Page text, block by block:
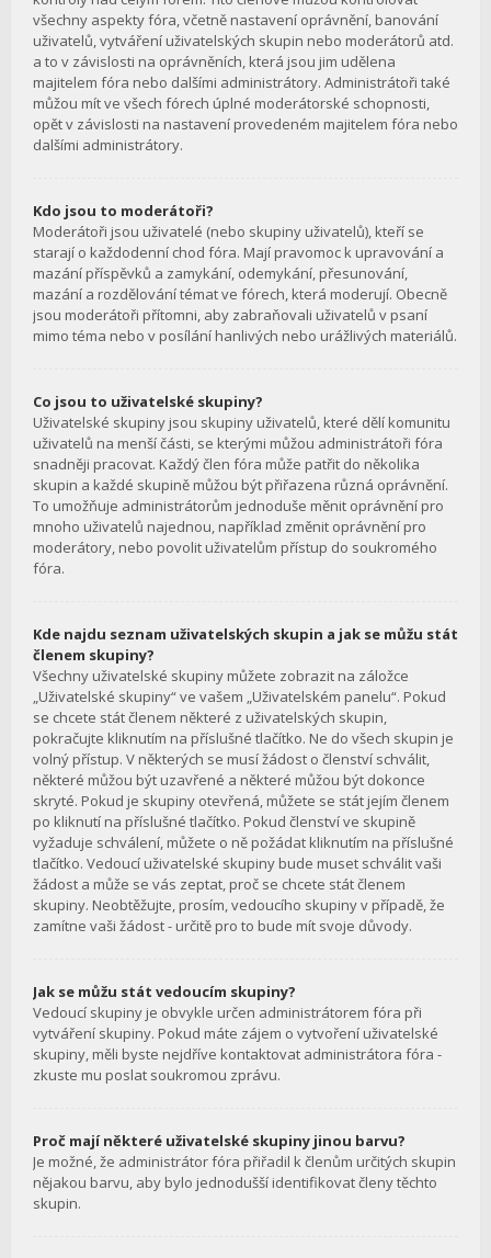
všechny aspekty fóra, včetně nastavení oprávnění, banování
uživatelů, vytváření uživatelských skupin nebo moderátorů atd.
a to v závislosti na oprávněních, která jsou jim udělena
majitelem fóra nebo dalšími administrátory. Administrátoři také
můžou mít ve všech fórech úplné moderátorské schopnosti,
opět v závislosti na nastavení provedeném majitelem fóra nebo
dalšími administrátory.
Kdo jsou to moderátoři?
Moderátoři jsou uživatelé (nebo skupiny uživatelů), kteří se
starají o každodenní chod fóra. Mají pravomoc k upravování a
mazání příspěvků a zamykání, odemykání, přesunování,
mazání a rozdělování témat ve fórech, která moderují. Obecně
jsou moderátoři přítomni, aby zabraňovali uživatelů v psaní
mimo téma nebo v posílání hanlivých nebo urážlivých materiálů.
Co jsou to uživatelské skupiny?
Uživatelské skupiny jsou skupiny uživatelů, které dělí komunitu
uživatelů na menší části, se kterými můžou administrátoři fóra
snadněji pracovat. Každý člen fóra může patřit do několika
skupin a každé skupině můžou být přiřazena různá oprávnění.
To umožňuje administrátorům jednoduše měnit oprávnění pro
mnoho uživatelů najednou, například změnit oprávnění pro
moderátory, nebo povolit uživatelům přístup do soukromého
fóra.
Kde najdu seznam uživatelských skupin a jak se můžu stát
členem skupiny?
Všechny uživatelské skupiny můžete zobrazit na záložce
„Uživatelské skupiny“ ve vašem „Uživatelském panelu“. Pokud
se chcete stát členem některé z uživatelských skupin,
pokračujte kliknutím na příslušné tlačítko. Ne do všech skupin je
volný přístup. V některých se musí žádost o členství schválit,
některé můžou být uzavřené a některé můžou být dokonce
skryté. Pokud je skupiny otevřená, můžete se stát jejím členem
po kliknutí na příslušné tlačítko. Pokud členství ve skupině
vyžaduje schválení, můžete o ně požádat kliknutím na příslušné
tlačítko. Vedoucí uživatelské skupiny bude muset schválit vaši
žádost a může se vás zeptat, proč se chcete stát členem
skupiny. Neobtěžujte, prosím, vedoucího skupiny v případě, že
zamítne vaši žádost - určitě pro to bude mít svoje důvody.
Jak se můžu stát vedoucím skupiny?
Vedoucí skupiny je obvykle určen administrátorem fóra při
vytváření skupiny. Pokud máte zájem o vytvoření uživatelské
skupiny, měli byste nejdříve kontaktovat administrátora fóra -
zkuste mu poslat soukromou zprávu.
Proč mají některé uživatelské skupiny jinou barvu?
Je možné, že administrátor fóra přiřadil k členům určitých skupin
nějakou barvu, aby bylo jednodušší identifikovat členy těchto
skupin.